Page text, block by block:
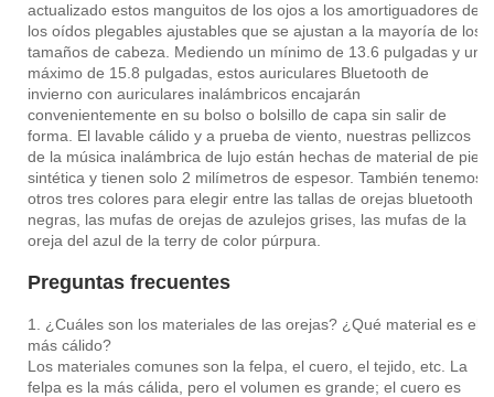
actualizado estos manguitos de los ojos a los amortiguadores de
los oídos plegables ajustables que se ajustan a la mayoría de los
tamaños de cabeza. Mediendo un mínimo de 13.6 pulgadas y un
máximo de 15.8 pulgadas, estos auriculares Bluetooth de
invierno con auriculares inalámbricos encajarán
convenientemente en su bolso o bolsillo de capa sin salir de
forma. El lavable cálido y a prueba de viento, nuestras pellizcos
de la música inalámbrica de lujo están hechas de material de piel
sintética y tienen solo 2 milímetros de espesor. También tenemos
otros tres colores para elegir entre las tallas de orejas bluetooth
negras, las mufas de orejas de azulejos grises, las mufas de la
oreja del azul de la terry de color púrpura.
Preguntas frecuentes
1. ¿Cuáles son los materiales de las orejas? ¿Qué material es el
más cálido?
Los materiales comunes son la felpa, el cuero, el tejido, etc. La
felpa es la más cálida, pero el volumen es grande; el cuero es